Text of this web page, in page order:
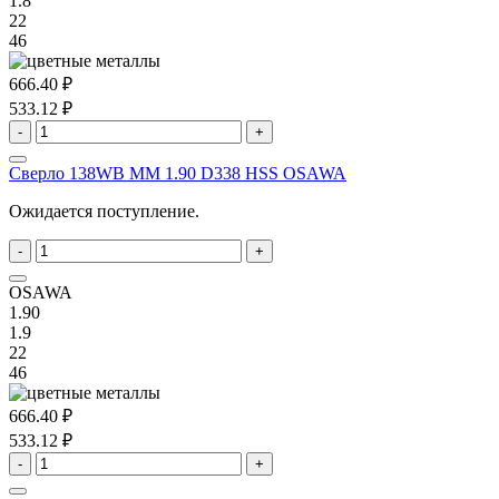
22
46
666.40 ₽
533.12 ₽
- +
Сверло 138WB MM 1.90 D338 HSS OSAWA
Ожидается поступление.
- +
OSAWA
1.90
1.9
22
46
666.40 ₽
533.12 ₽
- +